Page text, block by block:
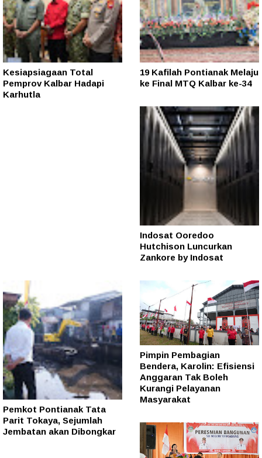
Kesiapsiagaan Total
Pemprov Kalbar Hadapi
Karhutla
19 Kafilah Pontianak Melaju
ke Final MTQ Kalbar ke-34
Indosat Ooredoo
Hutchison Luncurkan
Zankore by Indosat
Pemkot Pontianak Tata
Parit Tokaya, Sejumlah
Jembatan akan Dibongkar
Pimpin Pembagian
Bendera, Karolin: Efisiensi
Anggaran Tak Boleh
Kurangi Pelayanan
Masyarakat